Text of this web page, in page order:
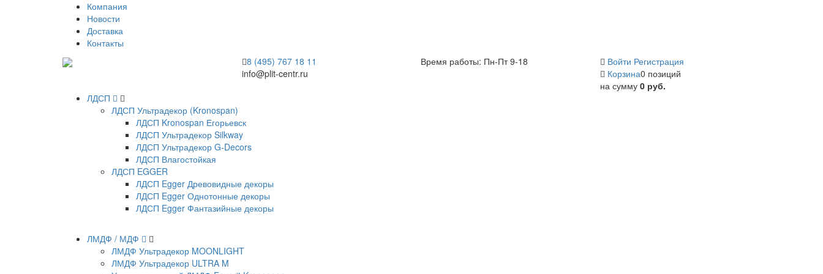
Компания
Новости
Доставка
Контакты
8 (495) 767 18 11
info@plit-centr.ru
Время работы: Пн-Пт 9-18 Войти Регистрация
Корзина0 позиций
на сумму 0 руб.
ЛДСП
ЛДСП Ультрадекор (Kronospan)
ЛДСП Kronospan Егорьевск
ЛДСП Ультрадекор Silkway
ЛДСП Ультрадекор G-Decors
ЛДСП Влагостойкая
ЛДСП EGGER
ЛДСП Egger Древовидные декоры
ЛДСП Egger Однотонные декоры
ЛДСП Egger Фантазийные декоры
ЛМДФ / МДФ
ЛМДФ Ультрадекор MOONLIGHT
ЛМДФ Ультрадекор ULTRA M